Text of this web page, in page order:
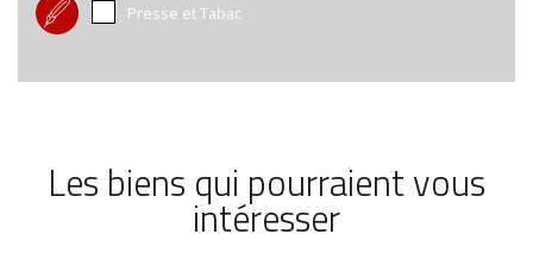
Presse et Tabac
Les biens qui pourraient vous
intéresser